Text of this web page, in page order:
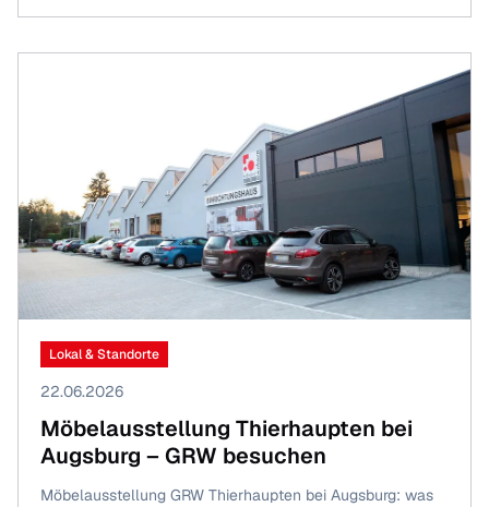
Lokal & Standorte
22.06.2026
Möbelausstellung Thierhaupten bei
Augsburg – GRW besuchen
Möbelausstellung GRW Thierhaupten bei Augsburg: was